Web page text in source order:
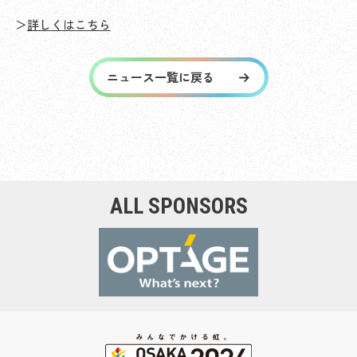
＞詳しくはこちら
ニュース一覧に戻る
ALL SPONSORS